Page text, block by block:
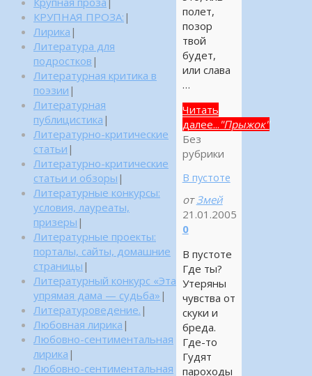
полет,
позор
твой
будет,
или слава
…
Читать
далее... "Прыжок"
Без
рубрики
В пустоте
от Змей
21.01.2005
0
В пустоте
Где ты?
Утеряны
чувства от
скуки и
бреда.
Где-то
Гудят
пароходы
КРУПНАЯ ПРОЗА: |
Лирика |
Литература для
подростков |
Литературная критика в
поэзии |
Литературная
публицистика |
Литературно-критические
статьи |
Литературно-критические
статьи и обзоры |
Литературные конкурсы:
условия, лауреаты,
призеры |
Литературные проекты:
порталы, сайты, домашние
страницы |
Литературный конкурс «Эта
упрямая дама — судьба» |
Литературоведение. |
Любовная лирика |
Любовно-сентиментальная
лирика |
Любовно-сентиментальная